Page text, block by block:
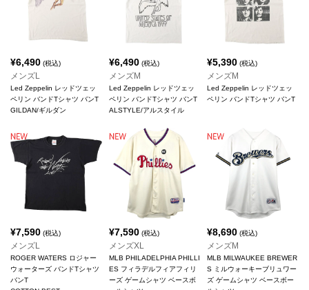
¥6,490 (税込)
メンズL
Led Zeppelin レッドツェッ
ペリン バンドTシャツ バンT
GILDAN/ギルダン
¥6,490(税込)
メンズM
Led Zeppelin レッドツェッ
ペリン バンドTシャツ バンT
ALSTYLE/アルスタイル
¥5,390 (税込)
メンズM
Led Zeppelin レッドツェッ
ペリン バンドTシャツ バンT
¥7,590 (税込)
メンズL
ROGER WATERS ロジャー
ウォーターズ バンドTシャツ
バンT
¥7,590(税込)
メンズXL
MLB PHILADELPHIA PHILLI
ES フィラデルフィアフィリ
ーズ ゲームシャツ ベースボ
¥8,690 (税込)
メンズM
MLB MILWAUKEE BREWER
S ミルウォーキーブリュワー
ズ ゲームシャツ ベースボー